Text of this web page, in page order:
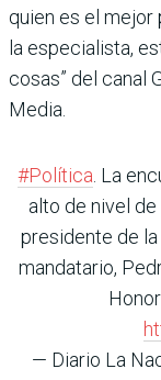
quien es el mejor
la especialista,
cosas” del canal
Media.
#Política . La
alto de nivel
presidente de la
mandatario,
— Diario La